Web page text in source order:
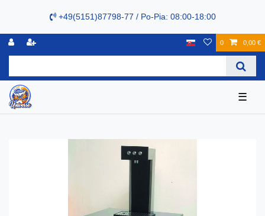
+49(5151)87798-77 / Po-Pia: 08:00-18:00
0 0,00 €
☰